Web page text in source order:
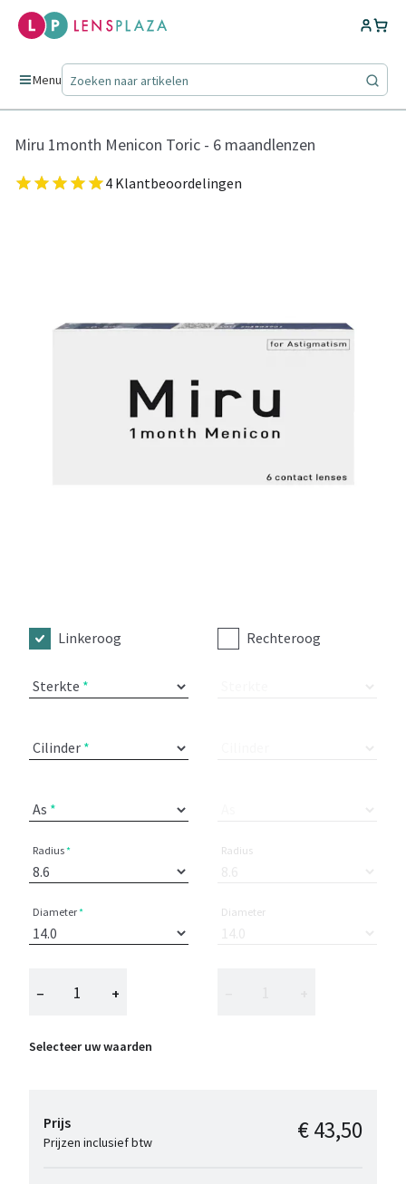
Menu
Miru 1month Menicon Toric - 6 maandlenzen
4 Klantbeoordelingen
Linkeroog
Sterkte
Cilinder
As
Radius
Diameter
− +
Selecteer uw waarden
Rechteroog
Radius
Diameter
Prijs
Prijzen inclusief btw € 43,50